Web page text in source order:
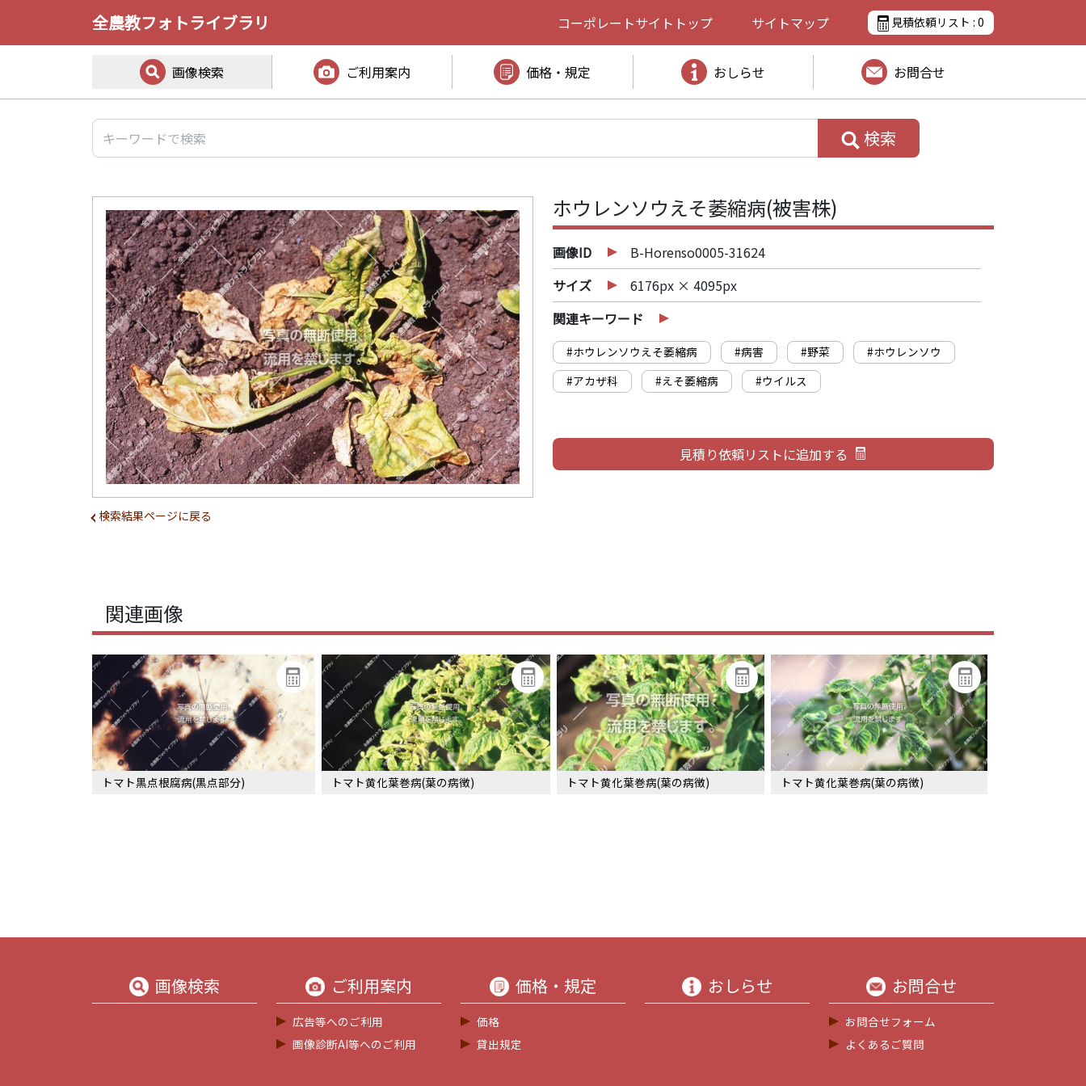
全農教フォトライブラリ コーポレートサイト トップ サイトマップ 見積依頼リスト : 0
画像検索 ご利用案内 価格・規定 おしらせ お問合せ
検索
検索結果ページに戻る
ホウレンソウえそ萎縮病(被害株)
画像ID
B-Horenso0005-31624
サイズ
6176px × 4095px
関連キーワード
#ホウレンソウえそ萎縮病 #病害 #野菜
#ホウレンソウ
#アカザ科
#えそ萎縮病 #ウイルス
関連画像
トマト黒点根腐病(黒点部分) トマト黄化葉巻病(葉の病徴) トマト黄化葉巻病(葉の病徴) トマト黄化葉巻病(葉の病徴)
画像検索 ご利用案内
広告等へのご利用
画像診断AI等へのご利用
価格・規定
価格
貸出規定
おしらせ お問合せ
お問合せフォーム
よくあるご質問